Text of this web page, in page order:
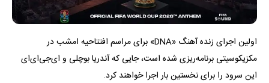
اولین اجرای زنده آهنگ «DNA» برای مراسم افتتاحیه امشب در
مکزیکوسیتی برنامه‌ریزی شده است، جایی که آندریا بوچلی و ای‌جی‌ای‌ای
این سرود را برای نخستین بار اجرا خواهند کرد.